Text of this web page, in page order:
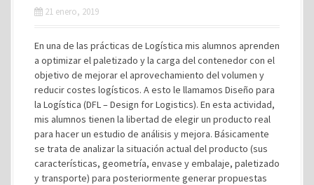
21 enero, 2019
En una de las prácticas de Logística mis alumnos aprenden
a optimizar el paletizado y la carga del contenedor con el
objetivo de mejorar el aprovechamiento del volumen y
reducir costes logísticos. A esto le llamamos Diseño para
la Logística (DFL – Design for Logistics). En esta actividad,
mis alumnos tienen la libertad de elegir un producto real
para hacer un estudio de análisis y mejora. Básicamente
se trata de analizar la situación actual del producto (sus
características, geometría, envase y embalaje, paletizado
y transporte) para posteriormente generar propuestas